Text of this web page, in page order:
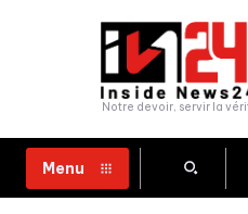
Notre devoir, servir la
Menu